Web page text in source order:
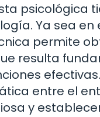
Ya sea
permite
resulta
entre el
y